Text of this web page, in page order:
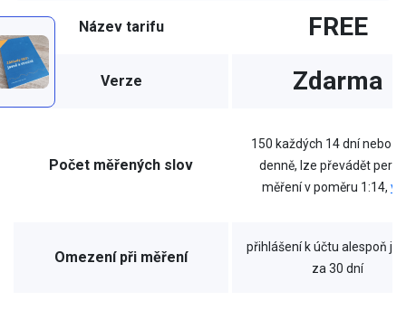
Název tarifu FREE
Verze Zdarma
Počet měřených slov
150 každých 14 dní nebo
denně, lze převádět
měření v poměru 1:14,
Omezení při měření
přihlášení k účtu alespoň
za 30 dní